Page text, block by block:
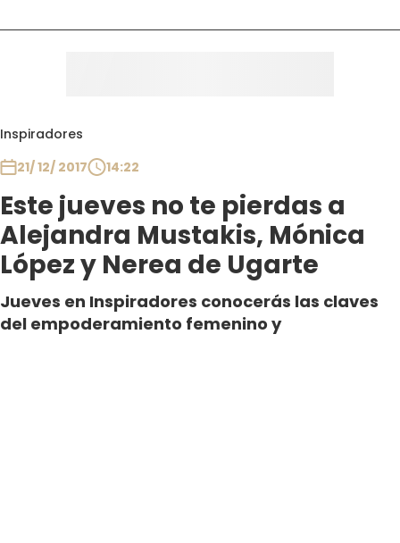
Inspiradores
21/ 12/ 2017
14:22
Este jueves no te pierdas a
Alejandra Mustakis, Mónica
López y Nerea de Ugarte
Jueves en Inspiradores conocerás las claves
del empoderamiento femenino y